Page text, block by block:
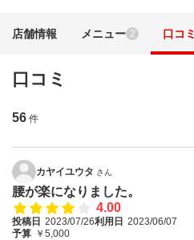
店舗情報 メニュー 2 口コミ
口コミ
56 件
カヤイユウタ さん
腰が楽になりました。
4.00
投稿日 2023/07/26利用日 2023/06/07
予算 ￥5,000